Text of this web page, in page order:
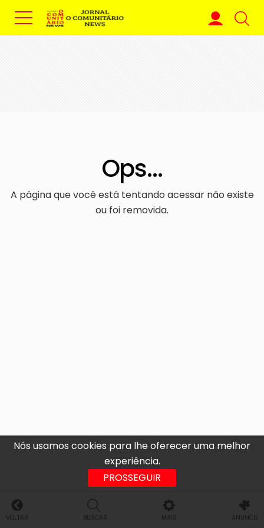
Nós usamos cookies para lhe oferecer uma melhor
experiência.
PROSSEGUIR
Ops...
A página que você está tentando acessar não existe
ou foi removida.
VOLTAR BUSCAR MAIS ANUNCIE